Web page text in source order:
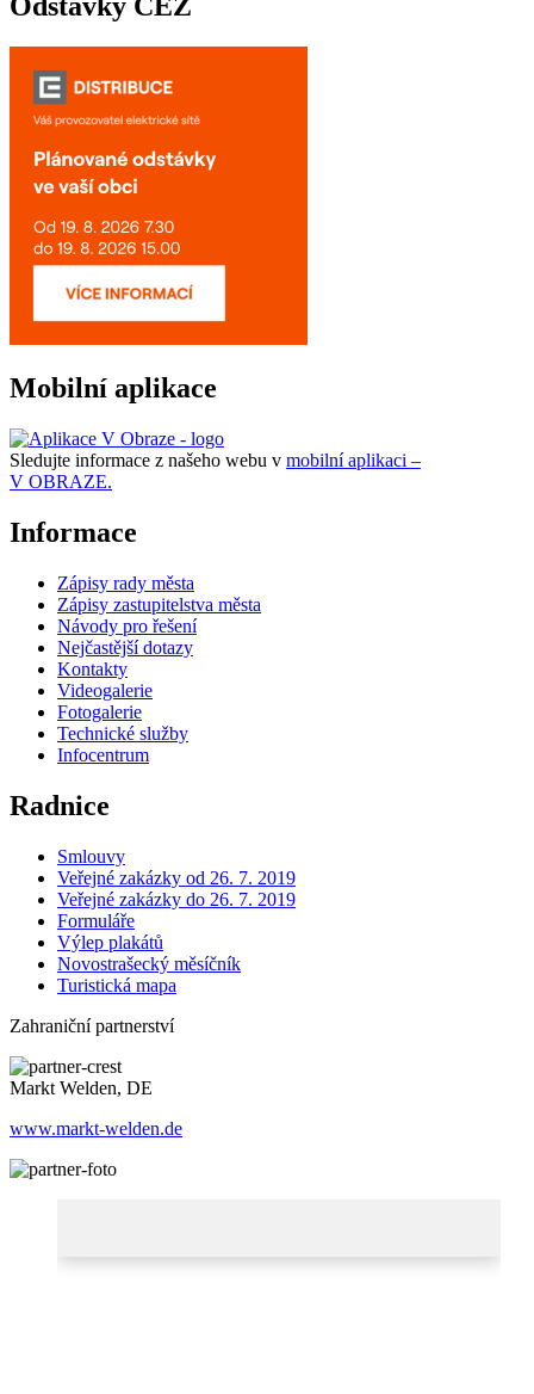
Mobilní aplikace
Sledujte informace z našeho webu v mobilní aplikaci –
V OBRAZE.
Informace
Zápisy rady města
Zápisy zastupitelstva města
Návody pro řešení
Nejčastější dotazy
Kontakty
Videogalerie
Fotogalerie
Technické služby
Infocentrum
Radnice
Smlouvy
Veřejné zakázky od 26. 7. 2019
Veřejné zakázky do 26. 7. 2019
Formuláře
Výlep plakátů
Novostrašecký měsíčník
Turistická mapa
Zahraniční partnerství
Markt Welden, DE
www.markt-welden.de